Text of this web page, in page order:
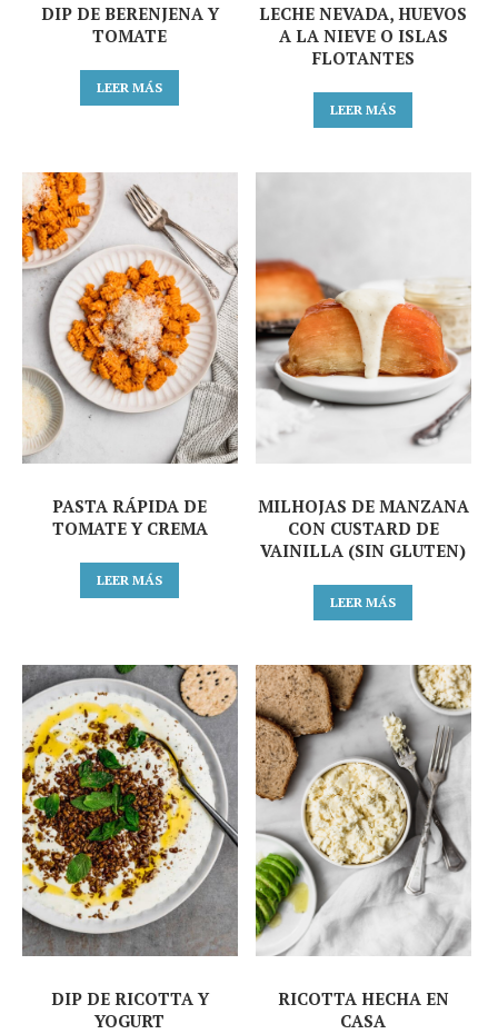
DIP DE BERENJENA Y
TOMATE
LEER MÁS
LECHE NEVADA, HUEVOS
A LA NIEVE O ISLAS
FLOTANTES
LEER MÁS
PASTA RÁPIDA DE
TOMATE Y CREMA
LEER MÁS
MILHOJAS DE MANZANA
CON CUSTARD DE
VAINILLA (SIN GLUTEN)
LEER MÁS
DIP DE RICOTTA Y
YOGURT
RICOTTA HECHA EN
CASA